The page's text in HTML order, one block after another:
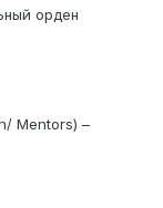
орден
Mentors) –